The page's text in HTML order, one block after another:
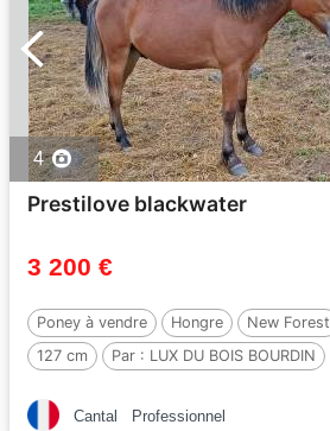
4
Prestilove blackwater
3 200 €
Poney à vendre Hongre New Forest
127 cm
Par : LUX DU BOIS BOURDIN
Cantal Professionnel